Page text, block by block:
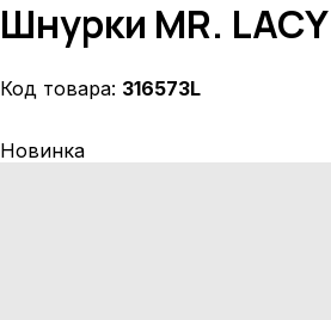
Шнурки MR.
316573L
Новинка